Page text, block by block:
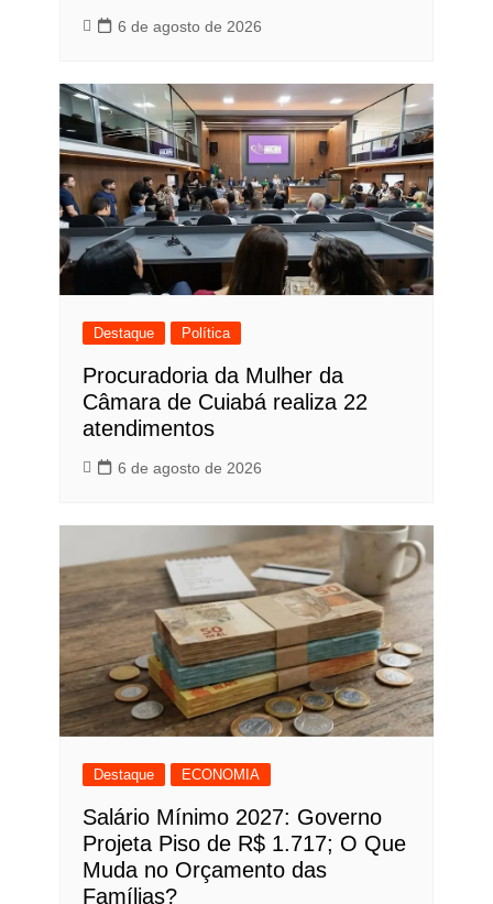
6 de agosto de 2026
Destaque Política
Procuradoria da Mulher da
Câmara de Cuiabá realiza 22
atendimentos
6 de agosto de 2026
Destaque ECONOMIA
Salário Mínimo 2027: Governo
Projeta Piso de R$ 1.717; O Que
Muda no Orçamento das
Famílias?